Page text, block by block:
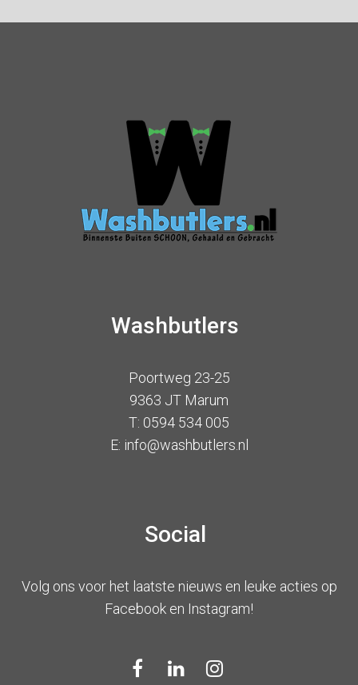
Washbutlers
Poortweg 23-25
9363 JT Marum
T: 0594 534 005
E: info@washbutlers.nl
Social
Volg ons voor het laatste nieuws en leuke acties op
Facebook en Instagram!